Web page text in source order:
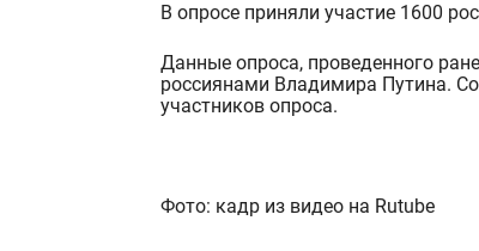
В опросе приняли участие 1600
Данные опроса, проведенного
россиянами Владимира Путина.
участников опроса.
Фото: кадр из видео на Rutube